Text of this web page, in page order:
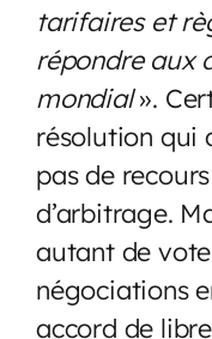
tarifaires et
répondre aux
mondial».
résolution qui
pas de
d’arbitrage.
autant de
négociations
accord de